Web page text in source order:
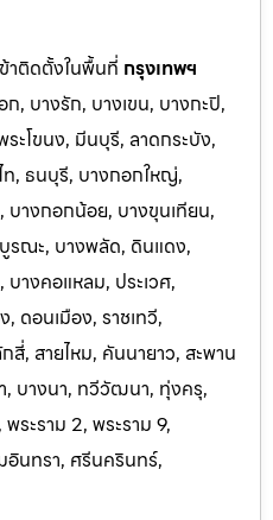
าติดตั้งในพื้นที่ กรุงเทพฯ
, บางรัก, บางเขน, บางกะปิ,
ะโขนง, มีนบุรี, ลาดกระบัง,
, ธนบุรี, บางกอกใหญ่,
างกอกน้อย, บางขุนเทียน,
รณะ, บางพลัด, ดินแดง,
างคอแหลม, ประเวศ,
ดอนเมือง, ราชเทวี,
, สายไหม, คันนายาว, สะพาน
, บางนา, ทวีวัฒนา, ทุ่งครุ,
ระราม 2, พระราม 9,
อินทรา, ศรีนครินทร์,